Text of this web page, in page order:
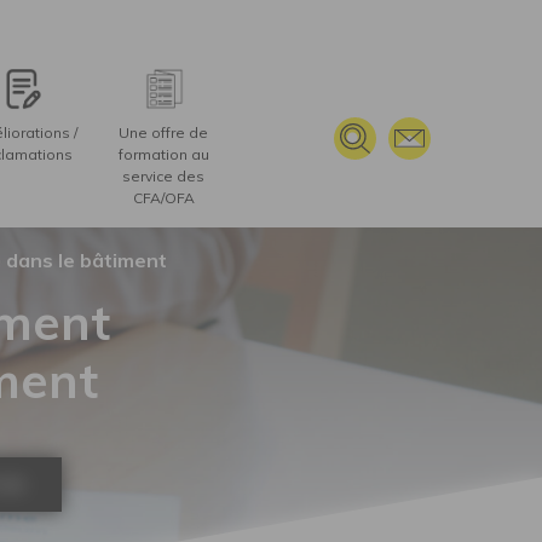
/
Une offre de
formation au
service des
CFA/OFA
OUTILS ET MOYENS TECHNIQUES
dans le bâtiment